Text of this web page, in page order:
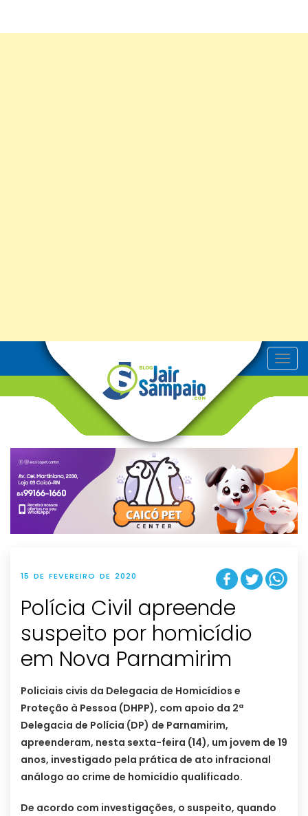
T
o
v
g
t
i
o
n
15 DE FEVEREIRO DE 2020
Polícia Civil apreende
suspeito por homicídio
em Nova Parnamirim
Policiais civis da Delegacia de Homicídios e
Proteção à Pessoa (DHPP), com apoio da 2ª
Delegacia de Polícia (DP) de Parnamirim,
apreenderam, nesta sexta-feira (14), um jovem de 19
anos, investigado pela prática de ato infracional
análogo ao crime de homicídio qualificado.
De acordo com investigações, o suspeito, quando